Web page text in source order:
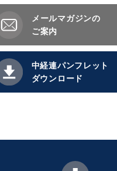
メールマガジンの
ご案内
中経連パンフレット
ダウンロード